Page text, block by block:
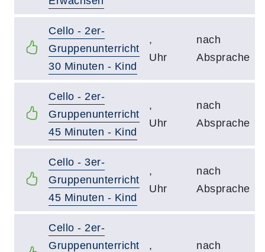
Cello - 2er-
Gruppenunterricht
30 Minuten - Kind
,
Uhr
nach
Absprache
Cello - 2er-
Gruppenunterricht
45 Minuten - Kind
,
Uhr
nach
Absprache
Cello - 3er-
Gruppenunterricht
45 Minuten - Kind
,
Uhr
nach
Absprache
Cello - 2er-
Gruppenunterricht
,
nach